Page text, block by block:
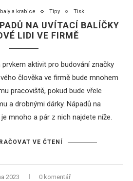
a krabice Tipy Tisk
NA UVÍTACÍ BALÍČKY
LIDI VE FIRMĚ
aktivit pro budování značky
člověka ve firmě bude mnohem
pracoviště, pokud bude vřele
a drobnými dárky. Nápadů na
mnoho a pár z nich najdete níže.
VE ČTENÍ
2023 0 komentář